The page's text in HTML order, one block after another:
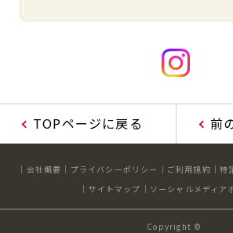
TOPページに戻る 前
会社概要 プライバシーポリシー ご利用規約
特
サイトマップ
ソーシャルメディア
Copyright ©